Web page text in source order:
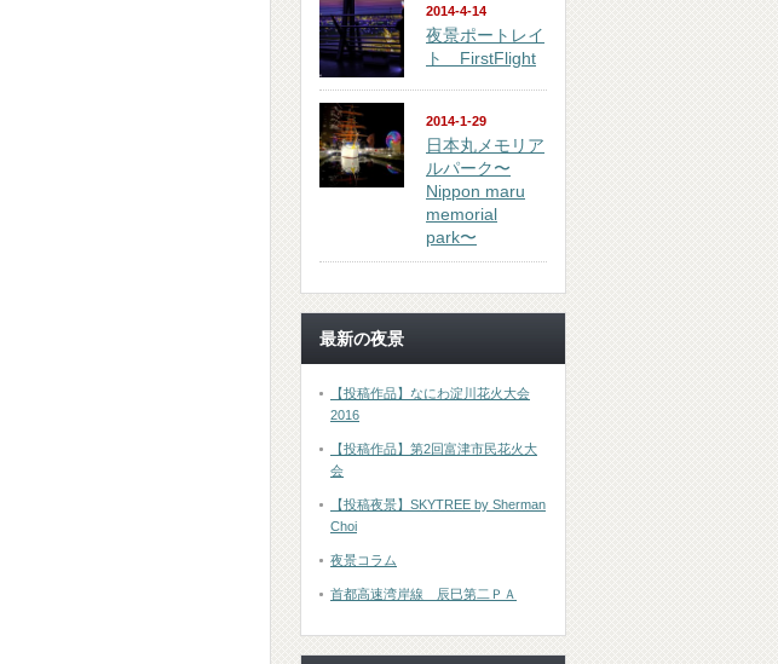
2014-4-14
夜景ポートレイ
ト FirstFlight
2014-1-29
日本丸メモリア
ルパーク〜
Nippon maru
memorial
park〜
最新の夜景
【投稿作品】なにわ淀川花火大会
2016
【投稿作品】第2回富津市民花火大
会
【投稿夜景】SKYTREE by Sherman
Choi
夜景コラム
首都高速湾岸線 辰巳第二ＰＡ